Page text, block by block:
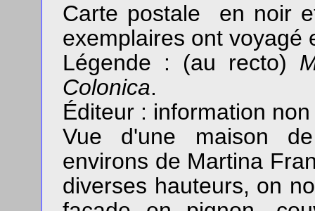
Carte postale en noir
exemplaires ont voyagé
Légende : (au recto)
Colonica.
Éditeur : information
Vue d'une maison
environs de Martina
diverses hauteurs, on